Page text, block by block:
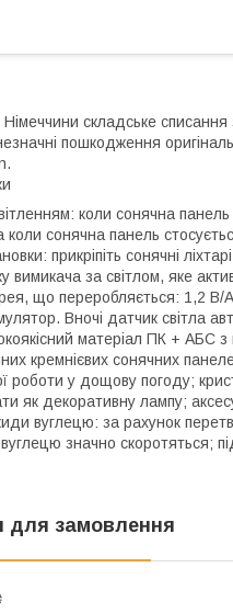
Німеччини складське
пошкодження
коли сонячна
коли сонячна панель
прикріпіть сонячні
вимикача за світлом, яке
що переробляється: 1,2 В/
Вночі датчик світла
матеріал ПК + АБС
кремнієвих сонячних
роботи у дощову погоду;
як декоративну лампу;
вуглецю: за рахунок
значно скоротяться;
для замовлення